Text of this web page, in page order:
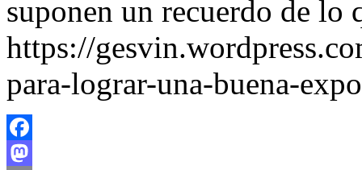
suponen un recuerdo de lo
https://
para-lograr-una-buena-
Facebook